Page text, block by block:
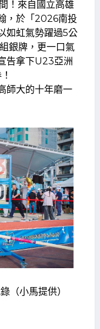
！來自國立高雄
，於「2026南投
如虹氣勢躍過5公
銀牌，更一口氣
告拿下U23亞洲
師大的十年磨一
（小馬提供）